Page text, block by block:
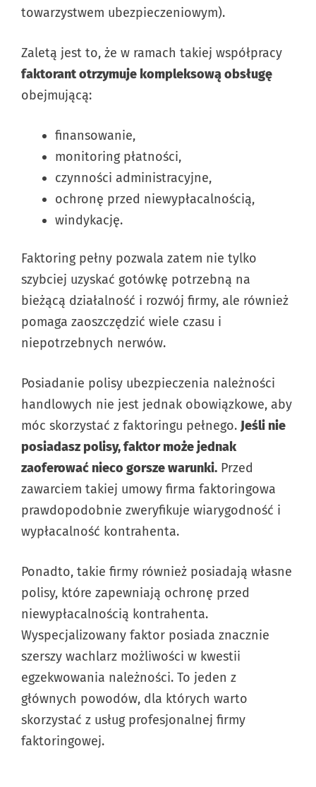
towarzystwem ubezpieczeniowym).
Zaletą jest to, że w ramach takiej współpracy
faktorant otrzymuje kompleksową obsługę
obejmującą:
finansowanie,
monitoring płatności,
czynności administracyjne,
ochronę przed niewypłacalnością,
windykację.
Faktoring pełny pozwala zatem nie tylko
szybciej uzyskać gotówkę potrzebną na
bieżącą działalność i rozwój firmy, ale również
pomaga zaoszczędzić wiele czasu i
niepotrzebnych nerwów.
Posiadanie polisy ubezpieczenia należności
handlowych nie jest jednak obowiązkowe, aby
móc skorzystać z faktoringu pełnego. Jeśli nie
posiadasz polisy, faktor może jednak
zaoferować nieco gorsze warunki. Przed
zawarciem takiej umowy firma faktoringowa
prawdopodobnie zweryfikuje wiarygodność i
wypłacalność kontrahenta.
Ponadto, takie firmy również posiadają własne
polisy, które zapewniają ochronę przed
niewypłacalnością kontrahenta.
Wyspecjalizowany faktor posiada znacznie
szerszy wachlarz możliwości w kwestii
egzekwowania należności. To jeden z
głównych powodów, dla których warto
skorzystać z usług profesjonalnej firmy
faktoringowej.